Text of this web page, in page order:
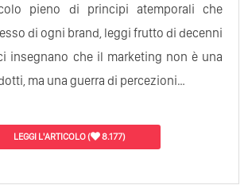
pieno di principi atemporali che
di ogni brand, leggi frutto di decenni
insegnano che il marketing non è una
ma una guerra di percezioni…
LEGGI L'ARTICOLO( 8.177)